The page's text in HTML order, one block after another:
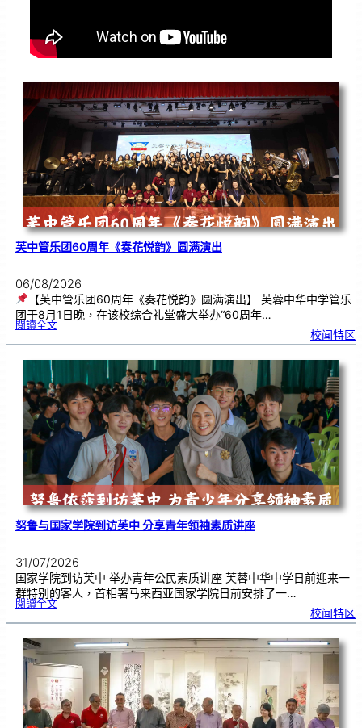
芙中管乐团60周年《奏花悦韵》圆满演出
06/08/2026
【芙中管乐团60周年《奏花悦韵》圆满演出】 芙蓉中华中学管乐
团于8月1日晚，在该校综合礼堂盛大举办“60周年…
閱讀全文:芙
管
乐
6
0
《
奏
花
悦
韵
》
圆
满
演
出
校闻特区
努鲁与国家学院到访芙中 分享青年领袖素质讲座
31/07/2026
国家学院到访芙中 举办青年公民素质讲座 芙蓉中华中学日前迎来一
群特别的客人，首相署马来西亚国家学院日前安排了一…
閱讀全文:努
国
学
院
到
访
中
分
享
青
年
领
袖
素
质
讲
座
校闻特区